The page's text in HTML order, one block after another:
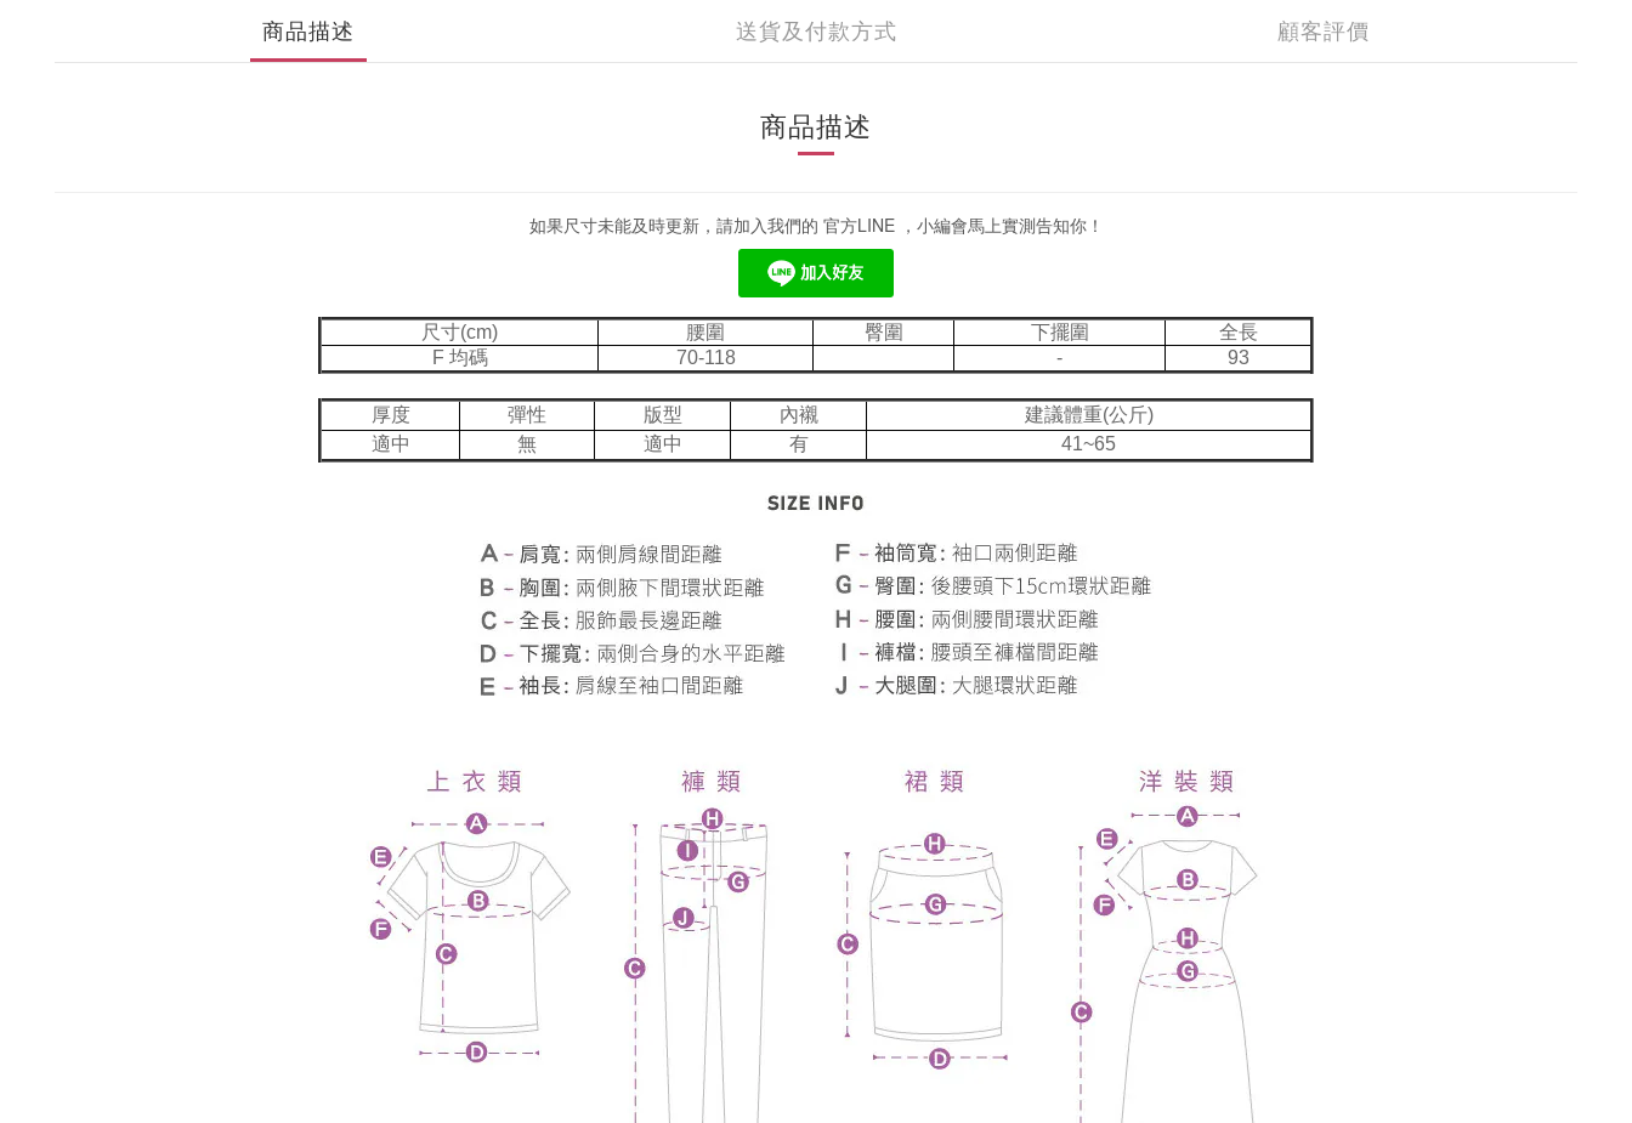
商品描述 送貨及付款方式 顧客評價
商品描述
如果尺寸未能及時更新，請加入我們的 官方LINE ，小編會馬上實測告知你！
尺寸(cm) 腰圍 臀圍 下擺圍
全長
F 均碼
70-118 - 93
厚度 彈性 版型 內襯
建議體重(公斤)
適中
無 適中 有 41~65